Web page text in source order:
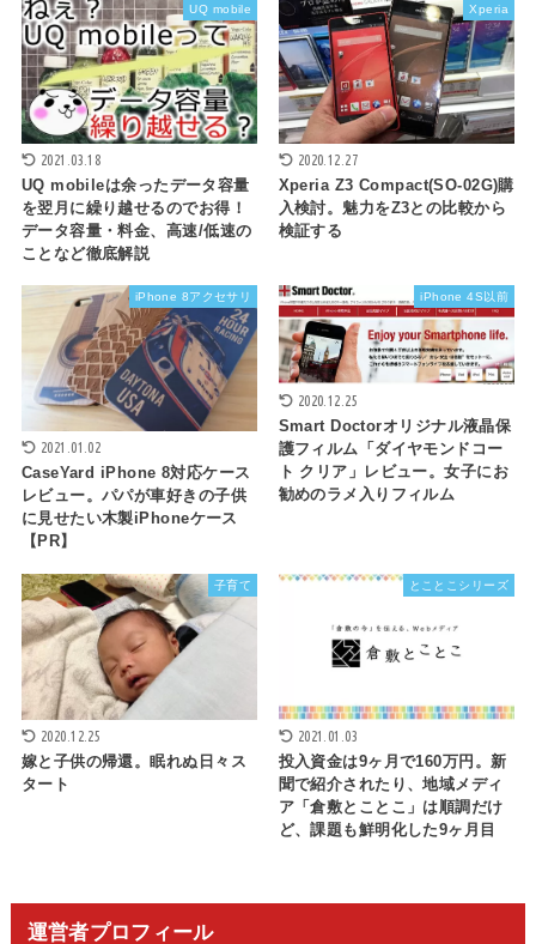
UQ mobile
2021.03.18
UQ mobileは余ったデータ容量
を翌月に繰り越せるのでお得！
データ容量・料金、高速/低速の
ことなど徹底解説
Xperia
2020.12.27
Xperia Z3 Compact(SO-02G)購
入検討。魅力をZ3との比較から
検証する
iPhone 8アクセサリ
2021.01.02
CaseYard iPhone 8対応ケース
レビュー。パパが車好きの子供
に見せたい木製iPhoneケース
【PR】
iPhone 4S以前
2020.12.25
Smart Doctorオリジナル液晶保
護フィルム「ダイヤモンドコー
ト クリア」レビュー。女子にお
勧めのラメ入りフィルム
子育て
2020.12.25
嫁と子供の帰還。眠れぬ日々ス
タート
とことこシリーズ
2021.01.03
投入資金は9ヶ月で160万円。新
聞で紹介されたり、地域メディ
ア「倉敷とことこ」は順調だけ
ど、課題も鮮明化した9ヶ月目
運営者プロフィール